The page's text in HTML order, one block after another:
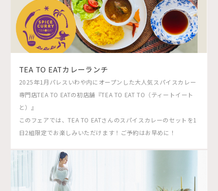
TEA TO EATカレーランチ
2025年1月パレスいわや内にオープンした大人気スパイスカレー
専門店TEA TO EATの初店舗『TEA TO EAT TO（ティートイート
と）』
このフェアでは、TEA TO EATさんのスパイスカレーのセットを1
日2組限定でお楽しみいただけます！ご予約はお早めに！